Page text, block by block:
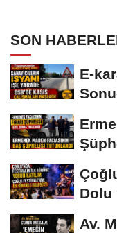
SON
E-
Dolu
Av.